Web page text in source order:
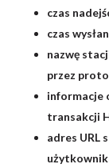
czas
czas
nazwę
przez
informacje
transakcji
adres URL